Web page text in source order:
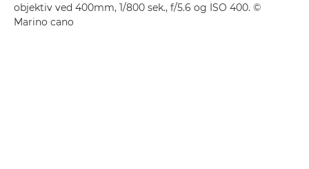
objektiv ved 400mm, 1/800 sek., f/5.6 og ISO 400. ©
Marino cano